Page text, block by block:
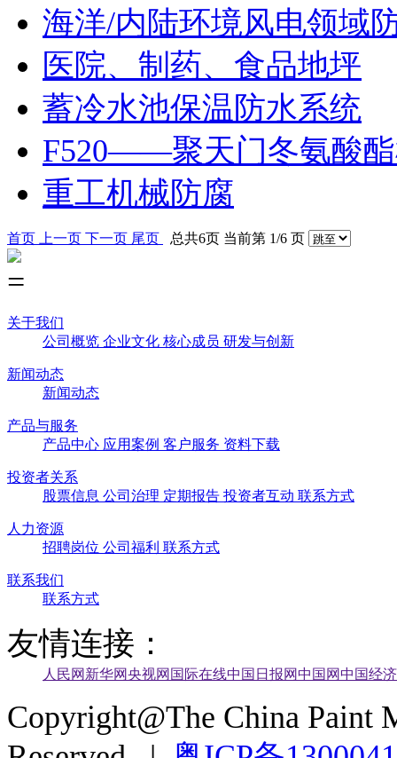
海洋/内陆环境风电领域
医院、制药、食品地坪
蓄冷水池保温防水系统
F520——聚天门冬氨酸
重工机械防腐
首页 上一页 下一页 尾页 总共6页 当前第 1/6 页
关于我们
公司概览 企业文化 核心成员 研发与创新
新闻动态
新闻动态
产品与服务
产品中心 应用案例 客户服务 资料下载
投资者关系
股票信息 公司治理 定期报告 投资者互动 联系方式
人力资源
招聘岗位 公司福利 联系方式
联系我们
联系方式
友情连接：
人民网 新华网央视网 国际在线中国日报网中国网中国经
Copyright@The China Paint